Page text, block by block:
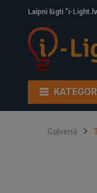
Laipni lūgti "i-
Galvenā